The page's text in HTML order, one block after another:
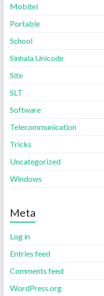
Mobitel
Portable
School
Sinhala Unicode
Site
SLT
Software
Telecommunication
Tricks
Uncategorized
Windows
Meta
Log in
Entries feed
Comments feed
WordPress.org